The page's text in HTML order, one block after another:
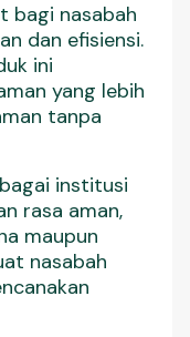
bagi nasabah
dan efisiensi.
ini
yang lebih
tanpa
institusi
rasa aman,
maupun
nasabah